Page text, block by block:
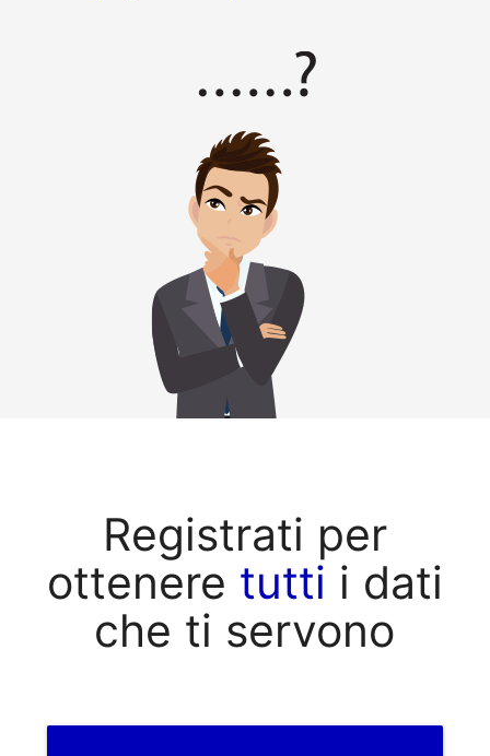
Registrati per
ottenere tutti i dati
che ti servono